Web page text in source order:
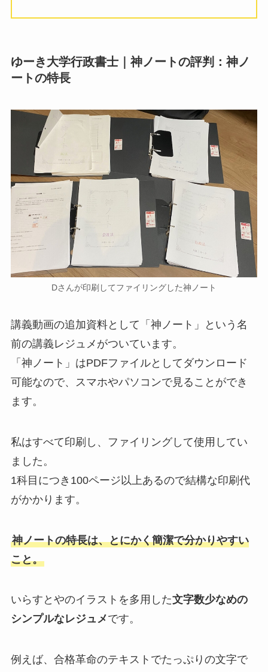
ゆーき大学行政書士｜神ノートの評判：神ノ
ートの特長
Dさんが印刷してファイリングした神ノート
講義動画の追加資料として「神ノート」という名
前の講義レジュメがついています。
「神ノート」はPDFファイルとしてダウンロード
可能なので、スマホやパソコンで見ることができ
ます。
私はすべて印刷し、ファイリングして使用してい
ました。
1科目につき100ページ以上あるので結構な印刷代
がかかります。
神ノートの特長は、とにかく簡潔で分かりやすい
こと。
いらすとやのイラストを多用した文字数少なめの
シンプルなレジュメです。
例えば、合格革命のテキストでたっぷりの文字で